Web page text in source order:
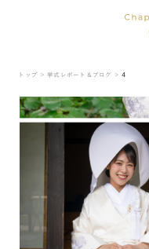
トップ ＞ 挙式レポート＆ブログ ＞ 4